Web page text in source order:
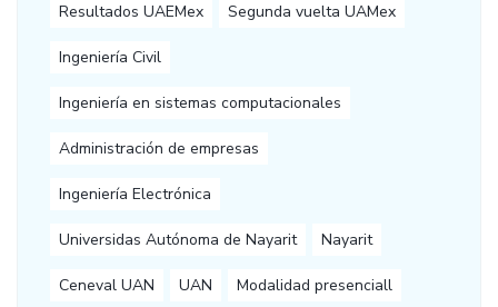
Resultados UAEMex Segunda vuelta UAMex
Ingeniería Civil
Ingeniería en sistemas computacionales
Administración de empresas
Ingeniería Electrónica
Universidas Autónoma de Nayarit Nayarit
Ceneval UAN UAN Modalidad presenciall